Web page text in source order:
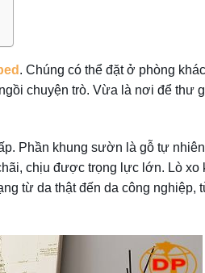
. Chúng có thể đặt ở phòng
chuyện trò. Vừa là nơi để thư
Phần khung sườn là gỗ tự
chịu được trọng lực lớn. Lò xo
từ da thật đến da công nghiệp,